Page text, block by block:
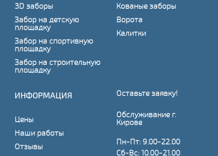
3D заборы
Забор на детскую
площадку
Забор на спортивную
площадку
Забор на строительную
площадку
Кованые заборы
Ворота
Калитки
ИНФОРМАЦИЯ
Цены
Наши работы
Отзывы
Оставьте заявку!
Обслуживание г.
Кирове
Пн-Пт: 9.00-22.00
Сб-Вс: 10.00-21.00